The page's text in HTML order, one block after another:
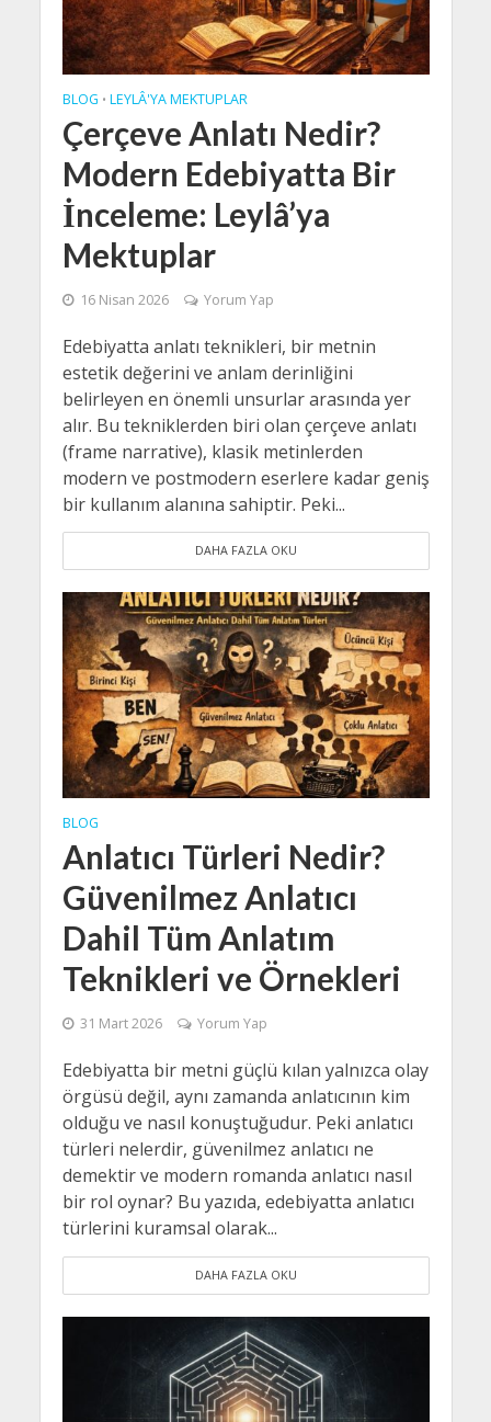
BLOG • LEYLÂ'YA MEKTUPLAR
Çerçeve Anlatı Nedir?
Modern Edebiyatta Bir
İnceleme: Leylâ’ya
Mektuplar
16 Nisan 2026 Yorum Yap
Edebiyatta anlatı teknikleri, bir metnin
estetik değerini ve anlam derinliğini
belirleyen en önemli unsurlar arasında yer
alır. Bu tekniklerden biri olan çerçeve anlatı
(frame narrative), klasik metinlerden
modern ve postmodern eserlere kadar geniş
bir kullanım alanına sahiptir. Peki...
DAHA FAZLA OKU
BLOG
Anlatıcı Türleri Nedir?
Güvenilmez Anlatıcı
Dahil Tüm Anlatım
Teknikleri ve Örnekleri
31 Mart 2026 Yorum Yap
Edebiyatta bir metni güçlü kılan yalnızca olay
örgüsü değil, aynı zamanda anlatıcının kim
olduğu ve nasıl konuştuğudur. Peki anlatıcı
türleri nelerdir, güvenilmez anlatıcı ne
demektir ve modern romanda anlatıcı nasıl
bir rol oynar? Bu yazıda, edebiyatta anlatıcı
türlerini kuramsal olarak...
DAHA FAZLA OKU